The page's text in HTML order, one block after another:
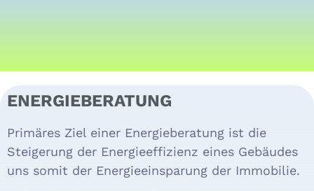
ENERGIE­BERATUNG
Primäres Ziel einer Energie­beratung ist die
Steige­rung der Energie­effizienz eines Gebäudes
uns somit der Energie­ein­sparung der Immobilie.